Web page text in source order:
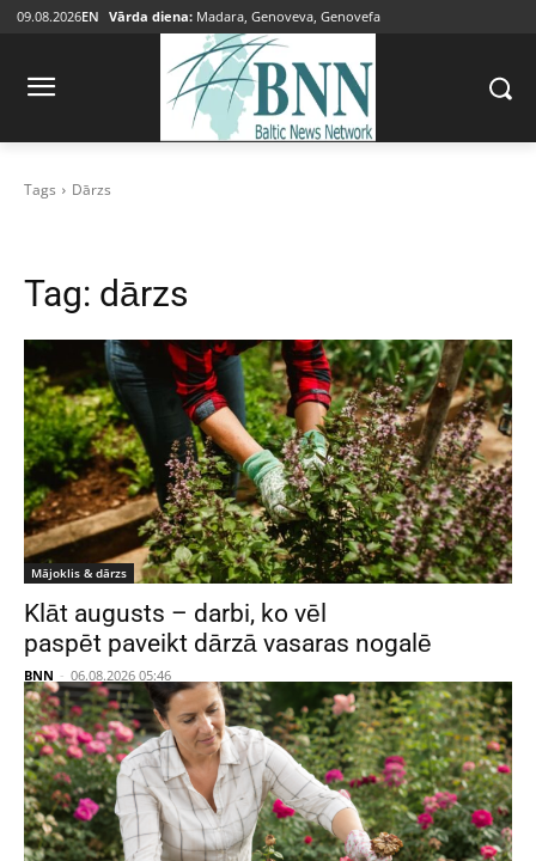
09.08.2026EN Vārda diena: Madara, Genoveva, Genovefa
Tags Dārzs
Tag: dārzs
Mājoklis & dārzs
Klāt augusts – darbi, ko vēl
paspēt paveikt dārzā vasaras nogalē
BNN - 06.08.2026 05:46